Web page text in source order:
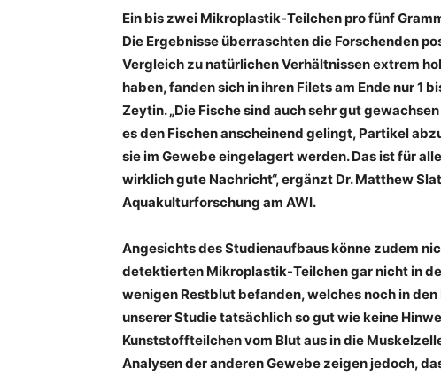
Ein bis zwei Mikroplastik-Teilchen pro fünf
Die Ergebnisse überraschten die Forschenden
Vergleich zu natürlichen Verhältnissen extrem
haben, fanden sich in ihren Filets am Ende nur 1
Zeytin. „Die Fische sind auch sehr gut
es den Fischen anscheinend gelingt, Partikel
sie im Gewebe eingelagert werden. Das ist für
wirklich gute Nachricht“, ergänzt Dr. Matthew
Aquakulturforschung am AWI.
Angesichts des Studienaufbaus könne zudem
detektierten Mikroplastik-Teilchen gar nicht in
wenigen Restblut befanden, welches noch in
unserer Studie tatsächlich so gut wie keine
Kunststoffteilchen vom Blut aus in die
Analysen der anderen Gewebe zeigen jedoch,